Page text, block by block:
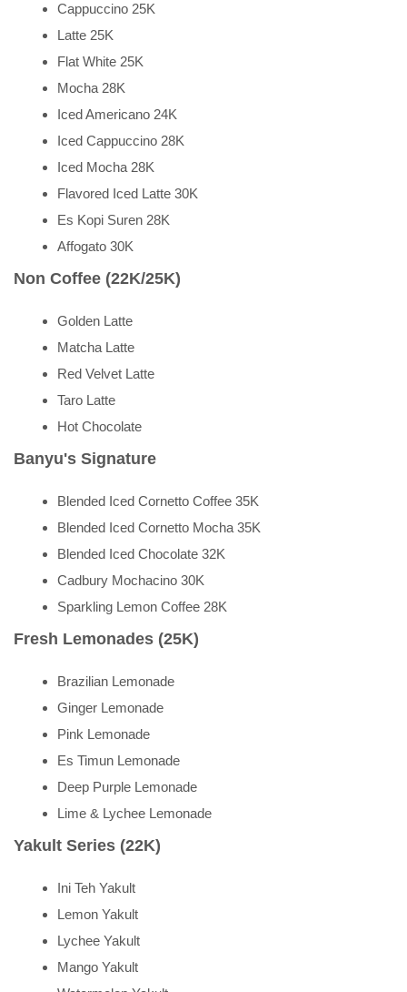
Cappuccino 25K
Latte 25K
Flat White 25K
Mocha 28K
Iced Americano 24K
Iced Cappuccino 28K
Iced Mocha 28K
Flavored Iced Latte 30K
Es Kopi Suren 28K
Affogato 30K
Non Coffee (22K/25K)
Golden Latte
Matcha Latte
Red Velvet Latte
Taro Latte
Hot Chocolate
Banyu's Signature
Blended Iced Cornetto Coffee 35K
Blended Iced Cornetto Mocha 35K
Blended Iced Chocolate 32K
Cadbury Mochacino 30K
Sparkling Lemon Coffee 28K
Fresh Lemonades (25K)
Brazilian Lemonade
Ginger Lemonade
Pink Lemonade
Es Timun Lemonade
Deep Purple Lemonade
Lime & Lychee Lemonade
Yakult Series (22K)
Ini Teh Yakult
Lemon Yakult
Lychee Yakult
Mango Yakult